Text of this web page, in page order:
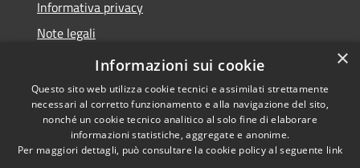
Informativa privacy
Note legali
Dichiarazione di accessibilità
Accessibilità
Copyright © 2026 • Comune di
Varzi • Powered by
×
Informazioni sui cookie
Questo sito web utilizza cookie tecnici e assimilati strettamente
necessari al corretto funzionamento e alla navigazione del sito,
nonché un cookie tecnico analitico al solo fine di elaborare
informazioni statistiche, aggregate e anonime.
Per maggiori dettagli, può consultare la cookie policy al seguente link